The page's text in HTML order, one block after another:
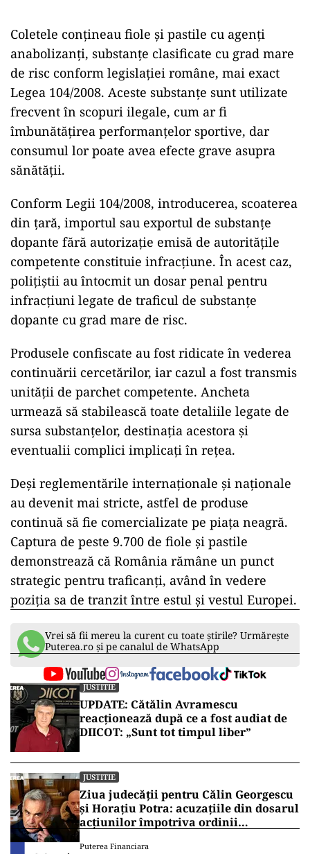
Coletele conțineau fiole și pastile cu agenți
anabolizanți, substanțe clasificate cu grad mare
de risc conform legislației române, mai exact
Legea 104/2008. Aceste substanțe sunt utilizate
frecvent în scopuri ilegale, cum ar fi
îmbunătățirea performanțelor sportive, dar
consumul lor poate avea efecte grave asupra
sănătății.
Conform Legii 104/2008, introducerea, scoaterea
din țară, importul sau exportul de substanțe
dopante fără autorizație emisă de autoritățile
competente constituie infracțiune. În acest caz,
polițiștii au întocmit un dosar penal pentru
infracțiuni legate de traficul de substanțe
dopante cu grad mare de risc.
Produsele confiscate au fost ridicate în vederea
continuării cercetărilor, iar cazul a fost transmis
unității de parchet competente. Ancheta
urmează să stabilească toate detaliile legate de
sursa substanțelor, destinația acestora și
eventualii complici implicați în rețea.
Deși reglementările internaționale și naționale
au devenit mai stricte, astfel de produse
continuă să fie comercializate pe piața neagră.
Captura de peste 9.700 de fiole și pastile
demonstrează că România rămâne un punct
strategic pentru traficanți, având în vedere
poziția sa de tranzit între estul și vestul Europei.
Vrei să fii mereu la curent cu toate știrile? Urmărește
Puterea.ro și pe canalul de WhatsApp
JUSTITIE
UPDATE: Cătălin Avramescu
reacționează după ce a fost audiat de
DIICOT: „Sunt tot timpul liber”
JUSTITIE
Ziua judecății pentru Călin Georgescu
și Horațiu Potra: acuzațiile din dosarul
acțiunilor împotriva ordinii
de la Înalta Curte
Puterea Financiara